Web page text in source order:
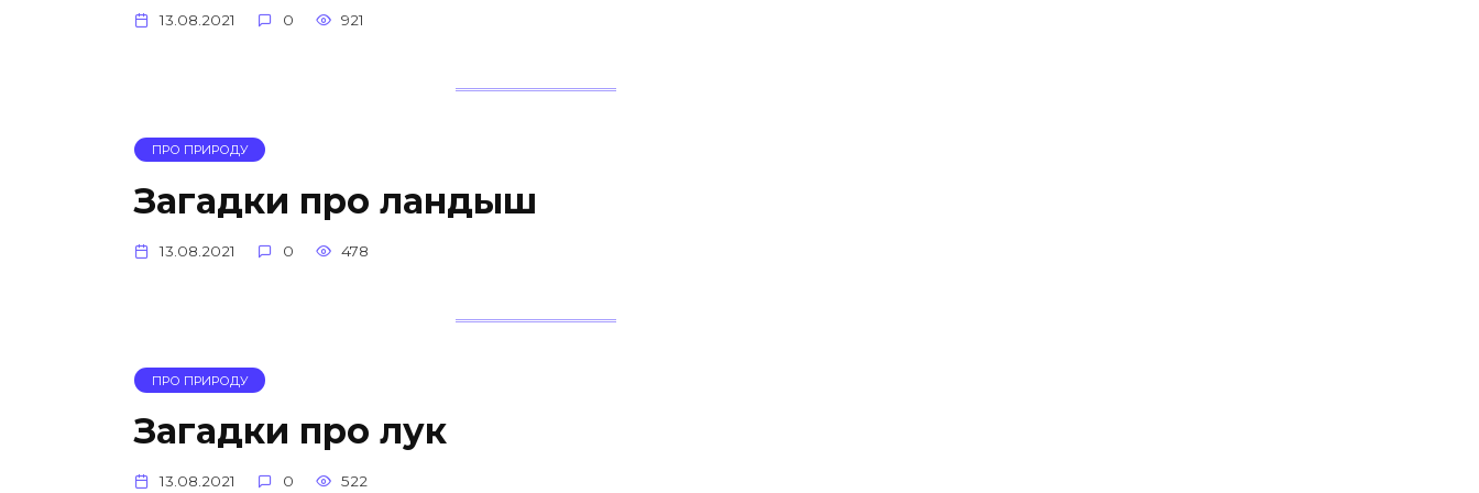
13.08.2021 0 921
ПРО ПРИРОДУ
Загадки про ландыш
13.08.2021 0 478
ПРО ПРИРОДУ
Загадки про лук
13.08.2021 0 522